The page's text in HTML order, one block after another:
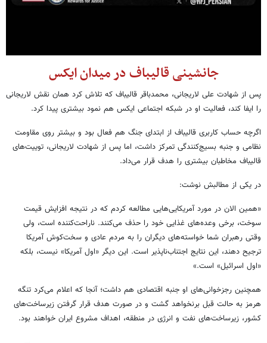
جانشینی قالیباف در میدان ایکس
پس از شهادت علی لاریجانی، محمدباقر قالیباف که تلاش کرد همان نقش لاریجانی
را ایفا کند، فعالیت او در شبکه اجتماعی ایکس هم نمود بیشتری پیدا کرد.
اگرچه حساب کاربری قالیباف از ابتدای جنگ هم فعال بود و بیشتر روی مقاومت
نظامی و جنبه بسیج‌کنندگی تمرکز داشت، اما پس از شهادت لاریجانی، توییت‌های
قالیباف مخاطبان بیشتری را هدف قرار می‌داد.
در یکی از مطالبش نوشت:
«همین الان در مورد آمریکایی‌هایی مطالعه کردم که در نتیجه افزایش قیمت
سوخت، برخی وعده‌های غذایی خود را حذف می‌کنند. ناراحت‌کننده است، ولی
وقتی رهبران شما خواسته‌های دیگران را به مردم عادی و سخت‌کوش آمریکا
ترجیح دهند، این نتایج اجتناب‌ناپذیر است. این دیگر «اول آمریکا» نیست، بلکه
«اول اسرائیل» است.»
همچنین رجزخوانی‌های او جنبه اقتصادی هم داشت؛ آنجا که اعلام می‌کرد تنگه
هرمز به حالت قبل برنخواهد گشت و در صورت هدف قرار گرفتن زیرساخت‌های
کشور، زیرساخت‌های نفت و انرژی در منطقه، اهداف مشروع ایران خواهند بود.